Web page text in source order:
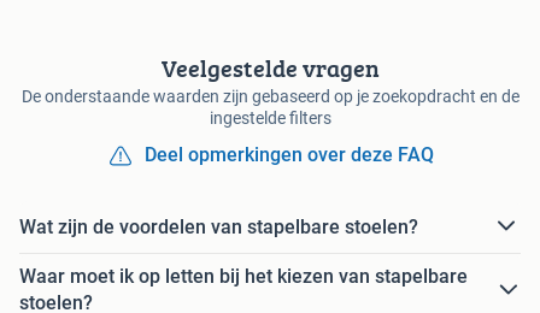
Veelgestelde vragen
De onderstaande waarden zijn gebaseerd op je zoekopdracht en de
ingestelde filters
Deel opmerkingen over deze FAQ
Wat zijn de voordelen van stapelbare stoelen?
Waar moet ik op letten bij het kiezen van stapelbare
stoelen?